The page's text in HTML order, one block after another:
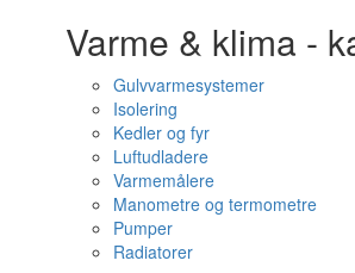
Varme & klima -
Gulvvarmesystemer
Isolering
Kedler og fyr
Luftudladere
Varmemålere
Manometre og termometre
Pumper
Radiatorer